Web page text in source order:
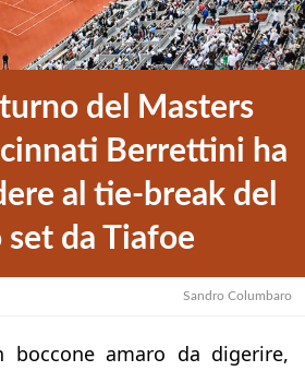
del Masters
Berrettini ha
al tie-break del
set da Tiafoe
Sandro Columbaro
boccone amaro da digerire,